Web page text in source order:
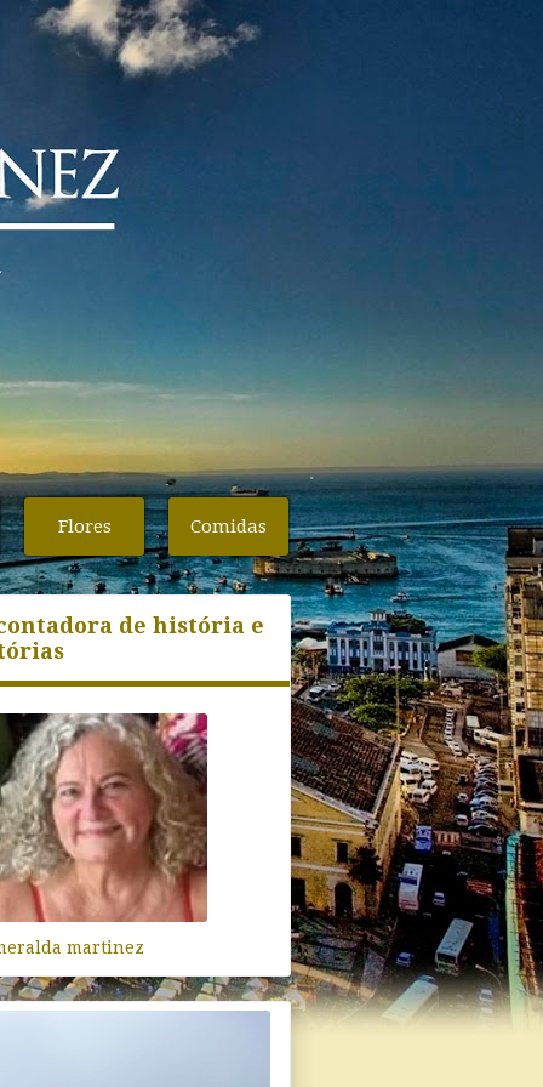
Flores Comidas
de história e
martinez